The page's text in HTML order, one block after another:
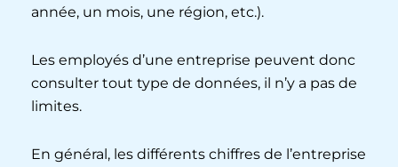
année, un mois, une région, etc.).
Les employés d’une entreprise peuvent donc
consulter tout type de données, il n’y a pas de
limites.
En général, les différents chiffres de l’entreprise